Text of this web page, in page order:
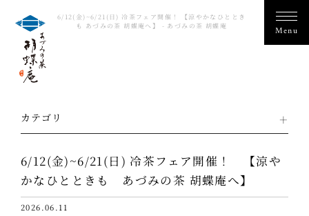
6/12(金)~6/21(日) 冷茶フェア開催！ 【涼やかなひととき
も あづみの茶 胡蝶庵へ】 - あづみの茶 胡蝶庵
カテゴリ
6/12(金)~6/21(日) 冷茶フェア開催！ 【涼や
かなひとときも あづみの茶 胡蝶庵へ】
2026.06.11